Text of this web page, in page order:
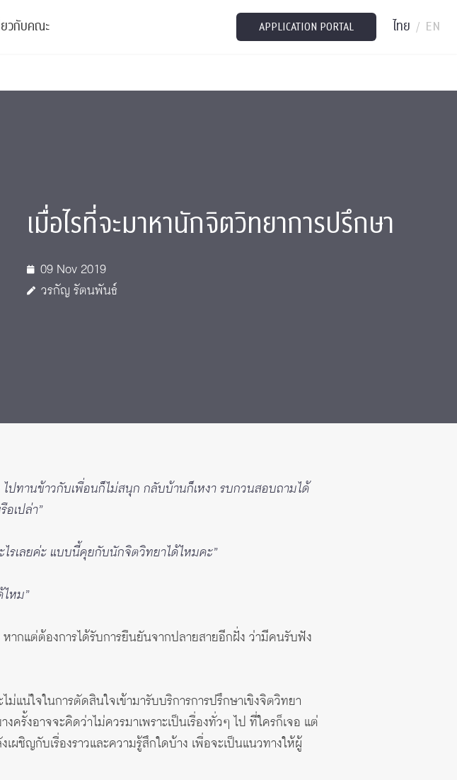
ริญญาเอก
ยวกับคณะ
บริจาค
รายงานประจำปี
ติดต่อเรา
Intranet
APPLICATION PORTAL ไทย / EN
เมื่อไรที่จะมาหานักจิตวิทยาการปรึกษา
09 Nov 2019
วรกัญ รัตนพันธ์
ไปทานข้าวกับเพื่อนก็ไม่สนุก กลับบ้านก็เหงา รบกวนสอบถามได้
เปล่า”
ไรเลยค่ะ แบบนี้คุยกับนักจิตวิทยาได้ไหมคะ”
หม”
ากแต่ต้องการได้รับการยืนยันจากปลายสายอีกฝั่ง ว่ามีคนรับฟัง
แน่ใจในการตัดสินใจเข้ามารับบริการการปรึกษาเขิงจิตวิทยา
รั้งอาจจะคิดว่าไม่ควรมาเพราะเป็นเรื่องทั่วๆ ไป ที่ใครก็เจอ แต่
ผชิญกับเรื่องราวและความรู้สึกใดบ้าง เพื่อจะเป็นแนวทางให้ผู้